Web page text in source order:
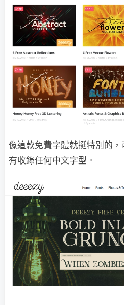
像這款免費字體就挺特別的
有收錄任何中文字型。